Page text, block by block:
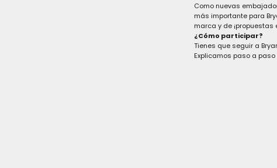
Como nuevas
más importante para
marca y de ¡propuestas
¿Cómo participar?
Tienes que seguir a
Explicamos paso a